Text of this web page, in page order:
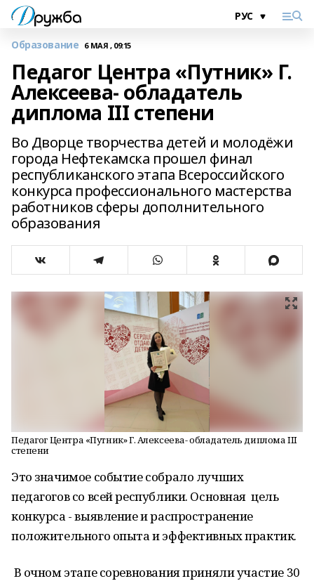
Образование 6 МАЯ , 09:15
Педагог Центра «Путник» Г.
Алексеева- обладатель
диплома III степени
Во Дворце творчества детей и молодёжи
города Нефтекамска прошел финал
республиканского этапа Всероссийского
конкурса профессионального мастерства
работников сферы дополнительного
образования
Педагог Центра «Путник» Г. Алексеева- обладатель диплома III
степени
Это значимое событие собрало лучших
педагогов со всей республики. Основная цель
конкурса - выявление и распространение
положительного опыта и эффективных практик.
В очном этапе соревнования приняли участие 30